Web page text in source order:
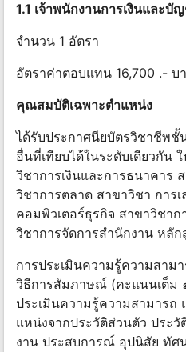
1.1 เจ้าพนักงานการเงินและบั
จํานวน 1 อัตรา
อัตราค่าตอบแทน 16,700 .- บ
คุณสมบัติเฉพาะตําแหน่ง
ได้รับประกาศนียบัตรวิชาชีพ
อื่นที่เทียบได้ในระดับเดียวกัน
วิชาการเงินและการธนาคาร
วิชาการตลาด สาขาวิชา การ
คอมพิวเตอร์ธุรกิจ สาขาวิชาก
วิชาการจัดการสํานักงาน หลัก
การประเมินความรู้ความสาม
วิธีการสัมภาษณ์ (คะแนนเต็ม
ประเมินความรู้ความสามารถ
แหน่งจากประวัติส่วนตัว ประ
งาน ประสบการณ์ อุปนิสัย ทัศ